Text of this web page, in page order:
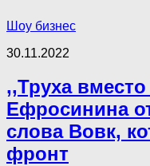
Шоу бизнес
30.11.2022
,,Труха
Ефросинина
слова Вовк,
фронт